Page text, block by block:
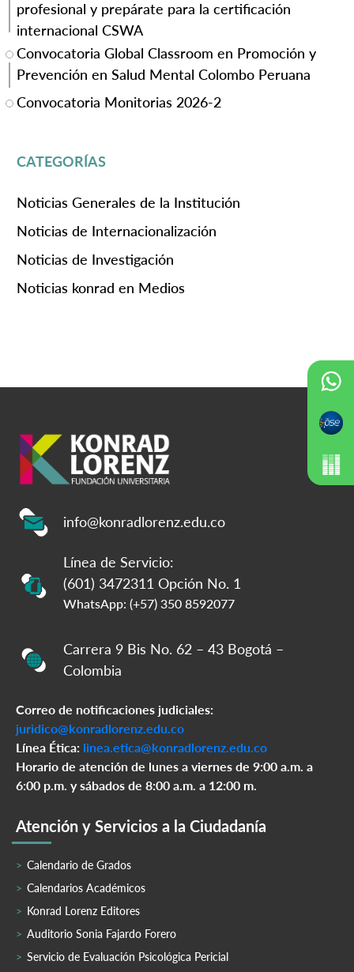
profesional y prepárate para la certificación
internacional CSWA
Convocatoria Global Classroom en Promoción y
Prevención en Salud Mental Colombo Peruana
Convocatoria Monitorias 2026-2
CATEGORÍAS
Noticias Generales de la Institución
Noticias de Internacionalización
Noticias de Investigación
Noticias konrad en Medios
info@konradlorenz.edu.co
Línea de Servicio:
(601) 3472311 Opción No. 1
WhatsApp: (+57) 350 8592077
Carrera 9 Bis No. 62 – 43 Bogotá –
Colombia
Correo de notificaciones judiciales:
juridico@konradlorenz.edu.co
Línea Ética: linea.etica@konradlorenz.edu.co
Horario de atención de lunes a viernes de 9:00 a.m. a
6:00 p.m. y sábados de 8:00 a.m. a 12:00 m.
Atención y Servicios a la Ciudadanía
Calendario de Grados
Calendarios Académicos
Konrad Lorenz Editores
Auditorio Sonia Fajardo Forero
Servicio de Evaluación Psicológica Pericial